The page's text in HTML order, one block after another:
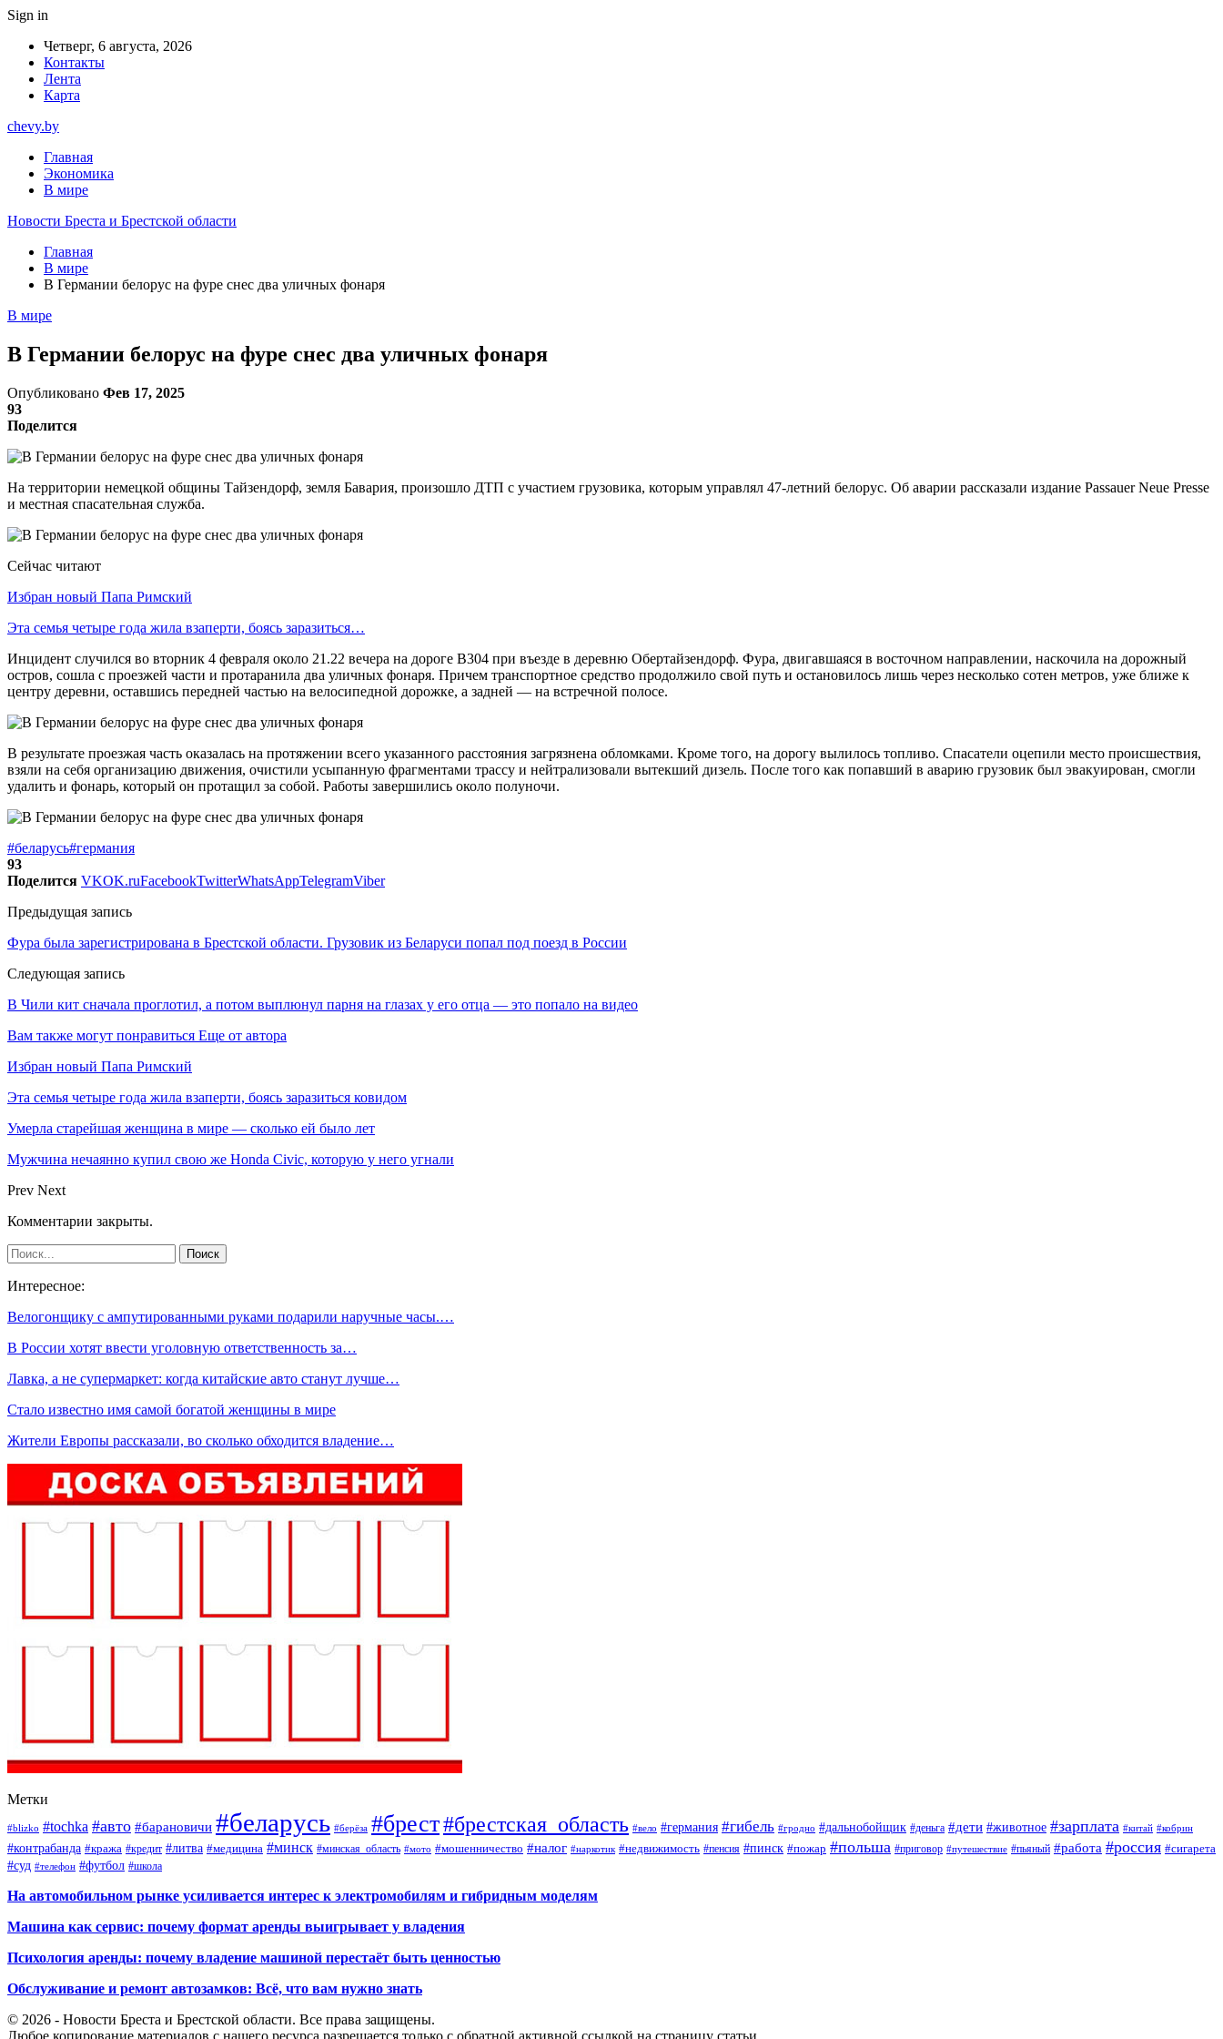
Sign in
Четверг, 6 августа, 2026
Контакты
Лента
Карта
chevy.by
Главная
Экономика
В мире
Новости Бреста и Брестской области
Главная
В мире
В Германии белорус на фуре снес два уличных фонаря
В мире
В Германии белорус на фуре снес два уличных фонаря
Опубликовано Фев 17, 2025
93
Поделится
На территории немецкой общины Тайзендорф, земля Бавария, произошло ДТП с участием грузовика, которым управлял 47-летний белорус. Об аварии рассказали издание Passauer Neue Presse
и местная спасательная служба.
Сейчас читают
Избран новый Папа Римский
Эта семья четыре года жила взаперти, боясь заразиться…
Инцидент случился во вторник 4 февраля около 21.22 вечера на дороге B304 при въезде в деревню Обертайзендорф. Фура, двигавшаяся в восточном направлении, наскочила на дорожный
остров, сошла с проезжей части и протаранила два уличных фонаря. Причем транспортное средство продолжило свой путь и остановилось лишь через несколько сотен метров, уже ближе к
центру деревни, оставшись передней частью на велосипедной дорожке, а задней — на встречной полосе.
В результате проезжая часть оказалась на протяжении всего указанного расстояния загрязнена обломками. Кроме того, на дорогу вылилось топливо. Спасатели оцепили место происшествия,
взяли на себя организацию движения, очистили усыпанную фрагментами трассу и нейтрализовали вытекший дизель. После того как попавший в аварию грузовик был эвакуирован, смогли
удалить и фонарь, который он протащил за собой. Работы завершились около полуночи.
#беларусь#германия
93
Поделится VKOK.ruFacebookTwitterWhatsAppTelegramViber
Предыдущая запись
Фура была зарегистрирована в Брестской области. Грузовик из Беларуси попал под поезд в России
Следующая запись
В Чили кит сначала проглотил, а потом выплюнул парня на глазах у его отца — это попало на видео
Вам также могут понравиться Еще от автора
Избран новый Папа Римский
Эта семья четыре года жила взаперти, боясь заразиться ковидом
Умерла старейшая женщина в мире — сколько ей было лет
Мужчина нечаянно купил свою же Honda Civic, которую у него угнали
Prev Next
Комментарии закрыты.
Интересное:
Велогонщику с ампутированными руками подарили наручные часы.…
В России хотят ввести уголовную ответственность за…
Лавка, а не супермаркет: когда китайские авто станут лучше…
Стало известно имя самой богатой женщины в мире
Жители Европы рассказали, во сколько обходится владение…
Метки
#blizko #tochka #авто #барановичи #беларусь #берёза #брест#брестская_область #вело #германия #гибель #гродно #дальнобойщик #деньга #дети #животное #зарплата #китай #кобрин
#контрабанда #кража #кредит #литва #медицина #минск #минская_область #мото #мошенничество #налог #наркотик #недвижимость #пенсия #пинск #пожар #польша #приговор #путешествие #пьяный #работа #россия #сигарета
#суд #телефон #футбол #школа
На автомобильном рынке усиливается интерес к электромобилям и гибридным моделям
Машина как сервис: почему формат аренды выигрывает у владения
Психология аренды: почему владение машиной перестаёт быть ценностью
Обслуживание и ремонт автозамков: Всё, что вам нужно знать
© 2026 - Новости Бреста и Брестской области. Все права защищены.
Любое копирование материалов с нашего ресурса разрешается только с обратной активной ссылкой на страницу статьи.